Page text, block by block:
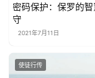
密码保护：保罗的
守
2021年7月11日
使徒行传